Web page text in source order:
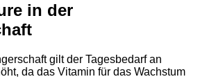
in der
gilt der Tagesbedarf an
da das Vitamin für das Wachstum